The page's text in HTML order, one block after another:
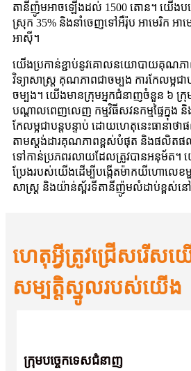
តានីញ៉ូមអាចឡើងដល់ 1500 តោន។ យើងបម្រើ
ស្រុក 35% និងនាំចេញទៅអឺរ៉ុប អាមេរិក អាម
អាស៊ី។
យើងប្រកាន់ខ្ជាប់នូវគោលនយោបាយគុណភាព
វិទ្យាសាស្ត្រ គុណភាពជាចម្បង ការកែលម្អជាប
ចម្បង។ យើងមានក្រុមអ្នកជំនាញចំនួន ៦
បណ្តាលពេញលេញ កម្មវិធីសវនកម្មផ្ទៃក្នុង និ
កែលម្អជាបន្តបន្ទាប់ ដោយហេតុនេះធាន
តាមស្តង់ដារគុណភាពខ្ពស់បំផុត និងផលិតផ
ទៅកាន់ប្រភពរលាយដែលត្រូវបានអនុម័ត។ យ
ប្រែងរបស់យើងដើម្បីបង្កើតម៉ាកយីហោលេខមួ
សាស្ត្រ និងយ៉ាន់ស្ព័រទីតានីញ៉ូមលំដាប់ខ្ពស់ន
ហេតុអ្វីត្រូវជ្រើសរើ
សម្បត្តិស្នូលរបស់យើង
ក្រុមបច្ចេកទេសជំនាញ